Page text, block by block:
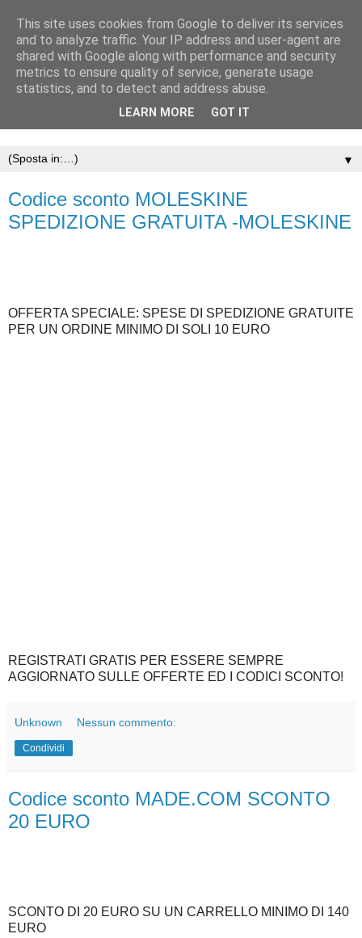
▼
Codice sconto MOLESKINE
SPEDIZIONE GRATUITA -MOLESKINE
OFFERTA SPECIALE: SPESE DI SPEDIZIONE GRATUITE
PER UN ORDINE MINIMO DI SOLI 10 EURO
REGISTRATI GRATIS PER ESSERE SEMPRE
AGGIORNATO SULLE OFFERTE ED I CODICI SCONTO!
Unknown Nessun commento:
Condividi
Codice sconto MADE.COM SCONTO
20 EURO
SCONTO DI 20 EURO SU UN CARRELLO MINIMO DI 140
EURO
This site uses cookies from Google to deliver its services
and to analyze traffic. Your IP address and user-agent are
shared with Google along with performance and security
metrics to ensure quality of service, generate usage
statistics, and to detect and address abuse.
LEARN MORE GOT IT